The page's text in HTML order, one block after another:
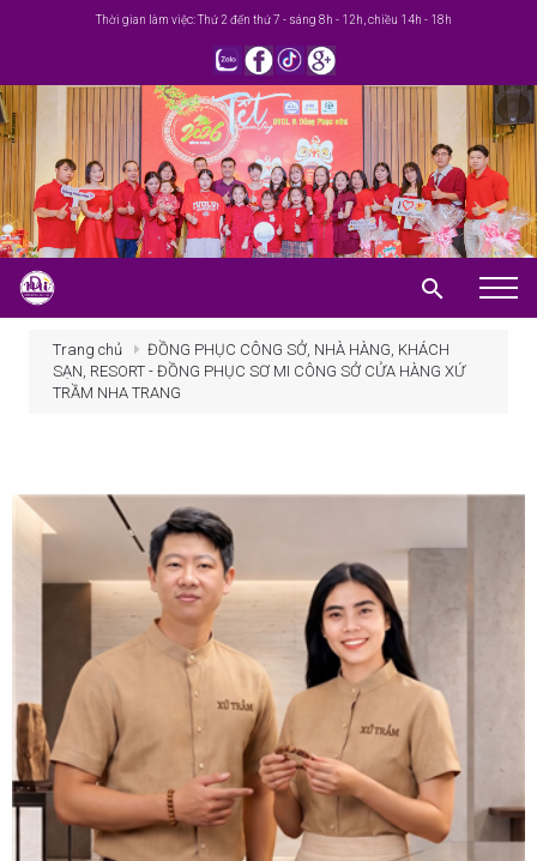
Thời gian làm việc: Thứ 2 đến thứ 7 - sáng 8h - 12h, chiều 14h - 18h
Giới thiệu
Sản phẩm
Bảng màu
Tin tức
Hướng dẫn
Liên hệ
Trang chủ
ĐỒNG PHỤC CÔNG SỞ, NHÀ HÀNG, KHÁCH
SẠN, RESORT - ĐỒNG PHỤC SƠ MI CÔNG SỞ CỬA HÀNG XỨ
TRẦM NHA TRANG